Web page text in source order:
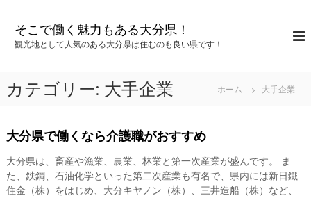
ス
プ
そこで働く魅力もある大分県！
観光地として人気のある大分県は住むのも良い県です！
カテゴリー: 大手企業 ホーム 大手企業
大分県で働くなら介護職がおすすめ
大分県は、畜産や漁業、農業、林業と第一次産業が盛んです。 ま
た、鉄鋼、石油化学といった第二次産業も有名で、県内には新日鐵
住金（株）をはじめ、大分キヤノン（株）、三井造船（株）など、